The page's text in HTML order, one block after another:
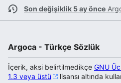
Son değişiklik 5 ay önce
Argoca - Türkçe Sözlük
İçerik, aksi belirtilmedikçe GNU
1.3 veya üstü
lisansı altında